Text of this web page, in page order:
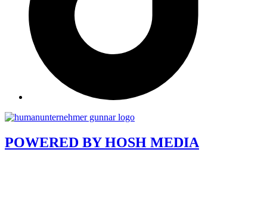
POWERED BYHOSH MEDIA